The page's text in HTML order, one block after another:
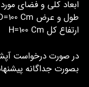
ابعاد کلی و فضای مورد
طول و عرض D=100 Cm
ارتفاع کل H=100 Cm
در صورت درخواست
بصورت جداگانه